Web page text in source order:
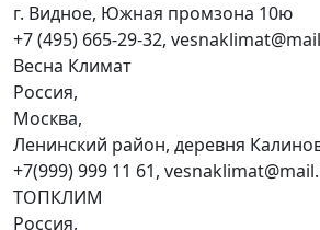
г. Видное, Южная промзона 10ю
+7 (495) 665-29-32,
Весна Климат
Россия,
Москва,
Ленинский район, деревня
+7(999) 999 11 61,
ТОПКЛИМ
Россия,